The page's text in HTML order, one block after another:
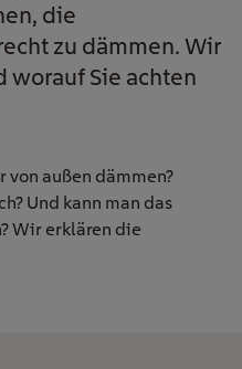
die
zu dämmen. Wir
worauf Sie achten
von außen dämmen?
? Und kann man das
Wir erklären die